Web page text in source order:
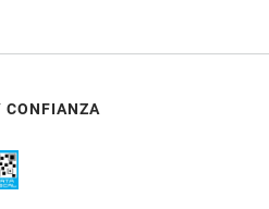
CONFIANZA